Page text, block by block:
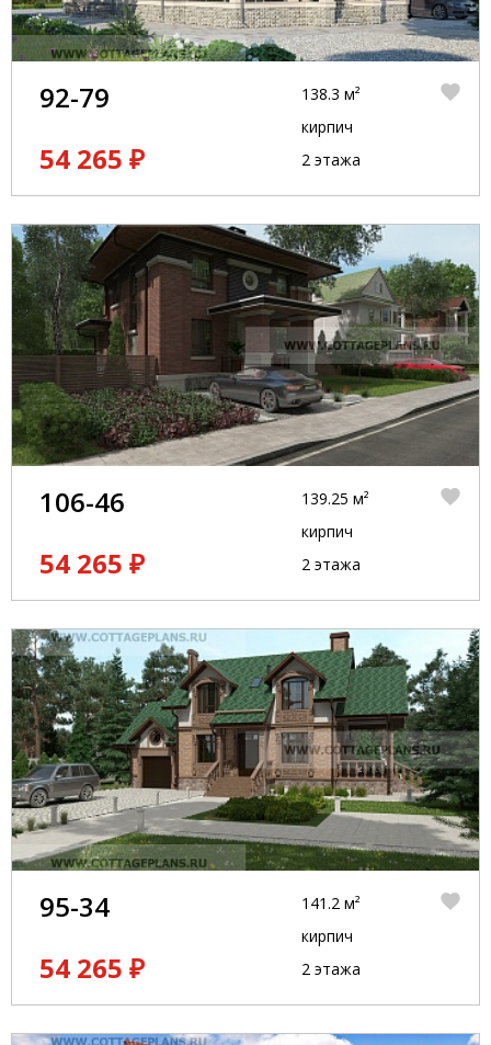
92-79
54 265 ₽
138.3 м²
кирпич
2 этажа
106-46
54 265 ₽
139.25 м²
кирпич
2 этажа
95-34
54 265 ₽
141.2 м²
кирпич
2 этажа